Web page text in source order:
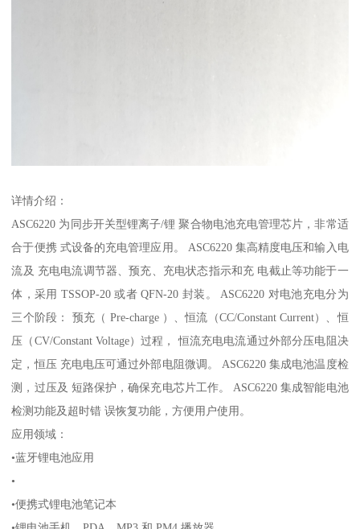
详情介绍：
ASC6220 为同步开关型锂离子/锂 聚合物电池充电管理芯片，非常适
合于便携 式设备的充电管理应用。 ASC6220 集高精度电压和输入电
流及 充电电流调节器、预充、充电状态指示和充 电截止等功能于一
体，采用 TSSOP-20 或者 QFN-20 封装。 ASC6220 对电池充电分为
三个阶段： 预充（ Pre-charge ）、恒流（CC/Constant Current）、恒
压（CV/Constant Voltage）过程， 恒流充电电流通过外部分压电阻决
定，恒压 充电电压可通过外部电阻微调。 ASC6220 集成电池温度检
测，过压及 短路保护，确保充电芯片工作。 ASC6220 集成智能电池
检测功能及超时错 误恢复功能，方便用户使用。
应用领域：
•蓝牙锂电池应用
•
•便携式锂电池笔记本